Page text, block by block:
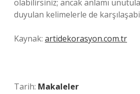
olabilirsiniz; ancak anlamı
duyulan kelimelerle de
Kaynak: artidekorasyon.com.tr
Tarih: Makaleler